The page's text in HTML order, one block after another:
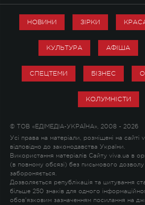
НОВИНИ ЗІРКИ
КУЛЬТУРА АФІША
СПЕЦТЕМИ БІЗНЕС
КОЛУМНІСТИ
© ТОВ «ЕДІМЕДІА-УКРАЇНА», 2008 - 2026
Усі права на матеріали, розміщені на
відповідно до законодавства України.
Використання матеріалів Сайту viva.ua в
(в повному обсязі) без письмового дозволу
забороняється.
Дозволяється републікація та цитування
більше 250 знаків для одного
обов'язковим зазначенням посилання на